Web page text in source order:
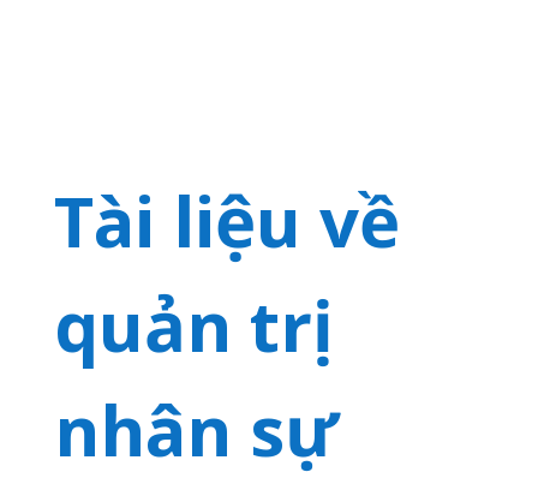
Tài liệu về
quản trị
nhân sự